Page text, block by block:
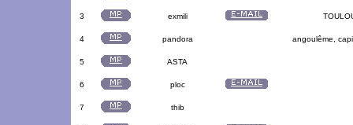
3 exmili
4 pandora angoulême,
5 ASTA
6 ploc
7 thib